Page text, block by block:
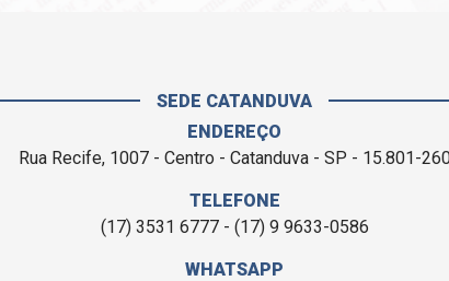
SEDE CATANDUVA
ENDEREÇO
Rua Recife, 1007 - Centro - Catanduva - SP - 15.801-
TELEFONE
(17) 3531 6777 - (17) 9 9633-0586
WHATSAPP